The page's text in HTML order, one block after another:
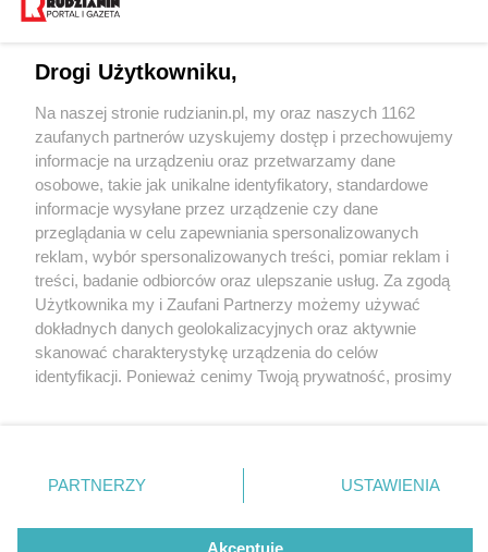
3 / 0
Wydawca mediów
Nie zapomnij
zapoznać się z:
polityką prywatności regulamin korzystania z portali
Twojemiasto
Piekary Śląskie
Chorzów
Tarnowskie Góry
Gliwice
Skontakuj sięz nami
Kontakt
Wydawca
Redakcja
Drogi Użytkowniku,
Na naszej stronie rudzianin.pl, my oraz naszych 1162
zaufanych partnerów uzyskujemy dostęp i przechowujemy
informacje na urządzeniu oraz przetwarzamy dane
osobowe, takie jak unikalne identyfikatory, standardowe
informacje wysyłane przez urządzenie czy dane
przeglądania w celu zapewniania spersonalizowanych
reklam, wybór spersonalizowanych treści, pomiar reklam i
treści, badanie odbiorców oraz ulepszanie usług. Za zgodą
Użytkownika my i Zaufani Partnerzy możemy używać
dokładnych danych geolokalizacyjnych oraz aktywnie
skanować charakterystykę urządzenia do celów
identyfikacji. Ponieważ cenimy Twoją prywatność, prosimy
prywatności znajdujący się w lewym dolnym rogu strony
. Niektóre rodzaje przetwarzania danych nie wymagają
zgody użytkownika, ale masz prawo sprzeciwić się
takiemu przetwarzaniu. Preferencje będą miały
PARTNERZY USTAWIENIA
Akceptuję